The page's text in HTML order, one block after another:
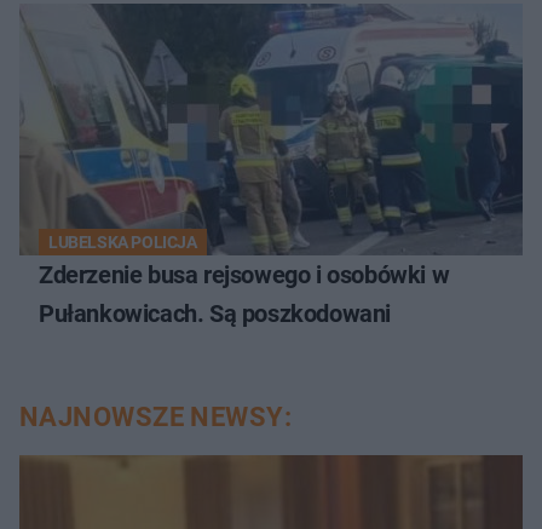
LUBELSKA POLICJA
Zderzenie busa rejsowego i osobówki w
Pułankowicach. Są poszkodowani
NAJNOWSZE NEWSY: